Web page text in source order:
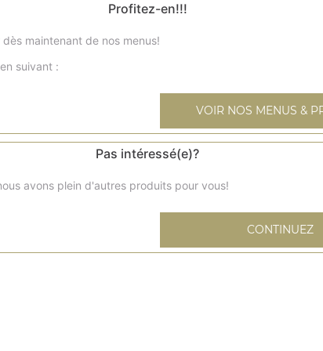
Boulettes de viande hachée au curry
Agneau vindaloo
Curry d'agneau préparé à la mode du sud de l'inde, relevé
Profitez-en!!!
maintenant de nos menus!
suivant :
VOIR NOS MENUS &
Pas intéressé(e)?
avons plein d'autres produits pour vous!
CONTINUEZ